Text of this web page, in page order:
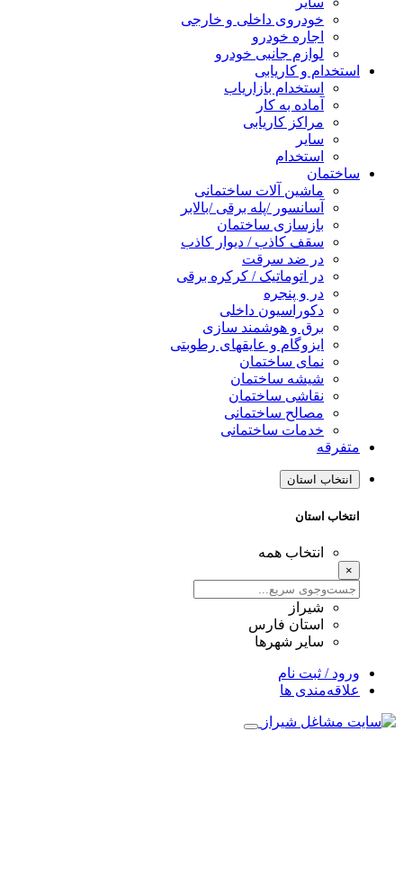
خودروی داخلی و خارجی
اجاره خودرو
لوازم جانبی خودرو
استخدام و کاریابی
استخدام بازاریاب
آماده به کار
مراکز کاریابی
سایر
استخدام
ساختمان
ماشین آلات ساختمانی
آسانسور /پله برقی /بالابر
بازسازی ساختمان
سقف کاذب / دیوار کاذب
در ضد سرقت
در اتوماتیک / کرکره برقی
در و پنجره
دکوراسیون داخلی
برق و هوشمند سازی
ایزوگام و عایقهای رطوبتی
نمای ساختمان
شیشه ساختمان
نقاشی ساختمان
مصالح ساختمانی
خدمات ساختمانی
متفرقه
انتخاب استان
انتخاب استان
انتخاب همه
×
شیراز
استان فارس
سایر شهرها
ورود / ثبت نام
علاقه‌مندی ها